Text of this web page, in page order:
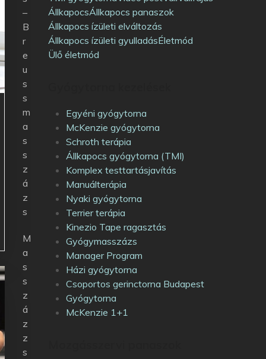
ÁllkapocsÁllkapocs panaszok
Állkapocs ízületi elváltozás
Állkapocs ízületi gyulladásÉletmód
Ülő életmód
Egyéni gyógytorna
McKenzie gyógytorna
Schroth terápia
Állkapocs gyógytorna (TMI)
Komplex testtartásjavítás
Manuálterápia
Nyaki gyógytorna
Terrier terápia
Kinezio Tape ragasztás
Gyógymasszázs
Manager Program
Házi gyógytorna
Csoportos gerinctorna Budapest
Gyógytorna
McKenzie 1+1
–
B
r
e
u
s
s
m
a
s
s
z
á
z
s
M
a
s
s
z
á
z
z
s